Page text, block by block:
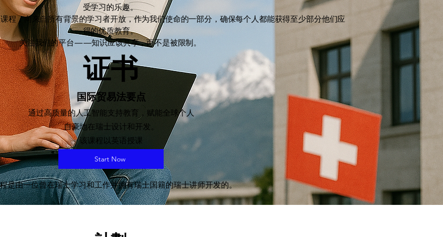
受学习的乐趣。
程，向来自所有背景的学习者开放，作为我们使命的一部分，确保每个人都能获得至少部分他们应
得的优质教育。
关注我们的平台——知识应该共享，而不是被限制。
证书
国际贸易法要点
通过高质量的人工智能支持教育，赋能全球个人
自豪地在瑞士设计和开发。
该课程以英语授课
Start Now
是由一位曾在瑞士学习和工作并拥有瑞士国籍的瑞士讲师开发的。